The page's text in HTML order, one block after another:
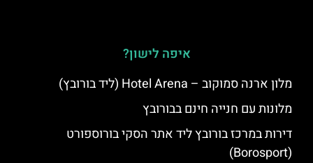
איפה לישון?
מלון ארנה סמוקוב – Hotel Arena (ליד בורובץ)
מלונות עם חנייה חינם בבורובץ
דירות במרכז בורובץ ליד אתר הסקי בורוספורט
(Borosport)